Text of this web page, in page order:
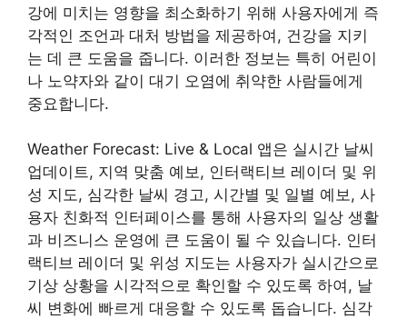
강에 미치는 영향을 최소화하기 위해 사용자에게 즉
각적인 조언과 대처 방법을 제공하여, 건강을 지키
는 데 큰 도움을 줍니다. 이러한 정보는 특히 어린이
나 노약자와 같이 대기 오염에 취약한 사람들에게
중요합니다.
Weather Forecast: Live & Local 앱은 실시간 날씨
업데이트, 지역 맞춤 예보, 인터랙티브 레이더 및 위
성 지도, 심각한 날씨 경고, 시간별 및 일별 예보, 사
용자 친화적 인터페이스를 통해 사용자의 일상 생활
과 비즈니스 운영에 큰 도움이 될 수 있습니다. 인터
랙티브 레이더 및 위성 지도는 사용자가 실시간으로
기상 상황을 시각적으로 확인할 수 있도록 하여, 날
씨 변화에 빠르게 대응할 수 있도록 돕습니다. 심각